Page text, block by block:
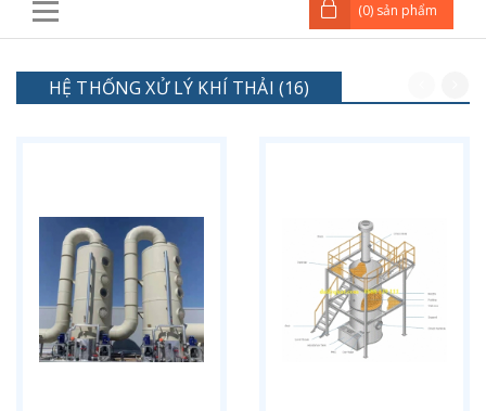
(0) sản phẩm
HỆ THỐNG XỬ LÝ KHÍ THẢI (16)